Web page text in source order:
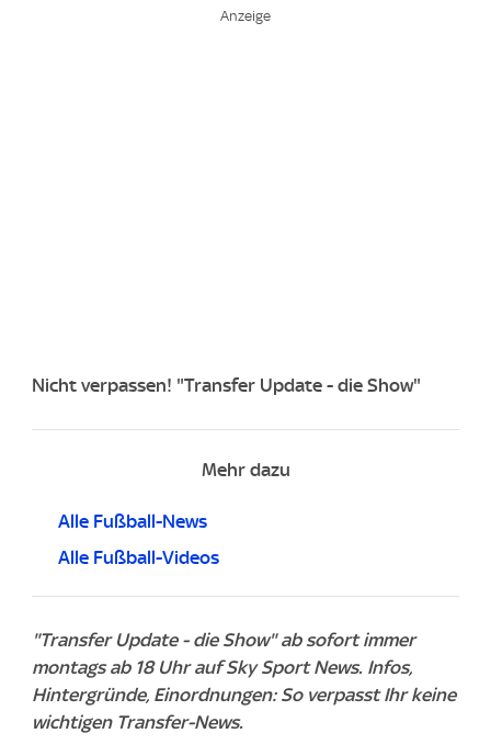
Nicht verpassen! "Transfer Update - die Show"
Mehr dazu
Alle Fußball-News
Alle Fußball-Videos
"Transfer Update - die Show" ab sofort immer
montags ab 18 Uhr auf Sky Sport News. Infos,
Hintergründe, Einordnungen: So verpasst Ihr keine
wichtigen Transfer-News.